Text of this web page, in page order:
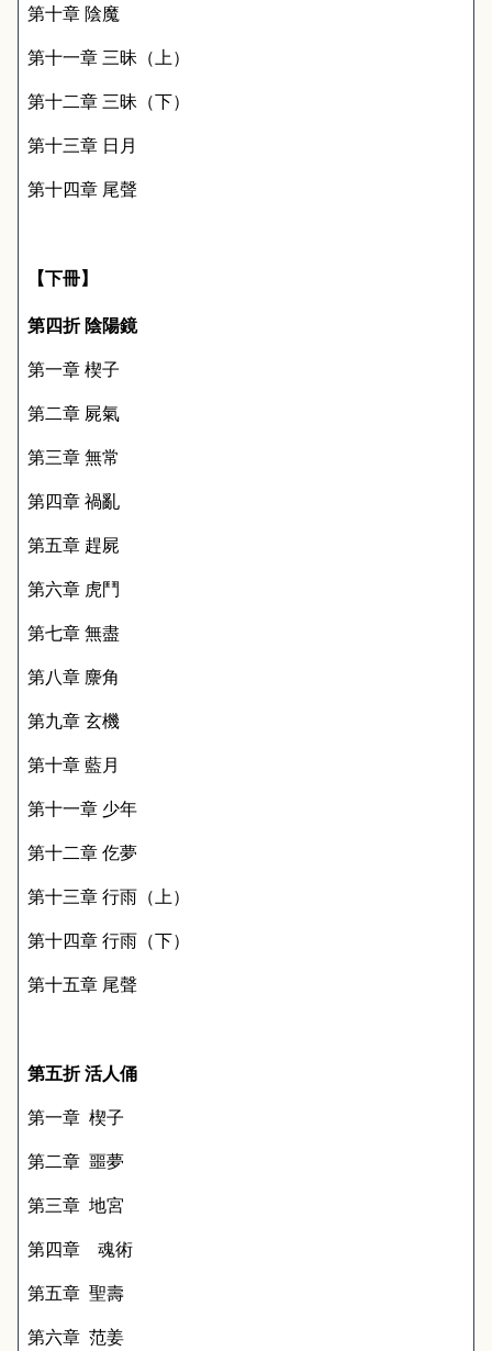
第十章 陰魔
第十一章 三昧（上）
第十二章 三昧（下）
第十三章 日月
第十四章 尾聲
【下冊】
第四折 陰陽鏡
第一章 楔子
第二章 屍氣
第三章 無常
第四章 禍亂
第五章 趕屍
第六章 虎鬥
第七章 無盡
第八章 麖角
第九章 玄機
第十章 藍月
第十一章 少年
第十二章 仡夢
第十三章 行雨（上）
第十四章 行雨（下）
第十五章 尾聲
第五折 活人俑
第一章 楔子
第二章 噩夢
第三章 地宮
第四章 魂術
第五章 聖壽
第六章 范姜